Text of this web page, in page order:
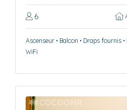
6
Ascenseur • Balcon • Draps fournis
WiFi